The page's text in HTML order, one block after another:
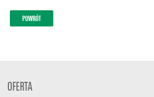
POWRÓT
OFERTA